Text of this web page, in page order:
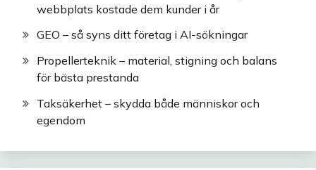
webbplats kostade dem kunder i år
GEO – så syns ditt företag i AI-sökningar
Propellerteknik – material, stigning och balans
för bästa prestanda
Taksäkerhet – skydda både människor och
egendom